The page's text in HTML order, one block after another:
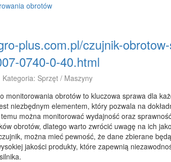
obrotów
plus.com.pl/czujnik-
0740-0-40.html
Kategoria: Sprzęt / Maszyny
monitorowania obrotów to kluczowa sprawa dla
niezbędnym elementem, który pozwala na
można monitorować wydajność oraz
obrotów, dlatego warto zwrócić uwagę na ich
można mieć pewność, że dane zbierane
jakości produkty, które zapewnią